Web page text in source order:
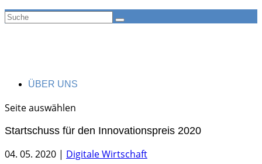
ÜBER UNS
Seite auswählen
Startschuss für den Innovationspreis 2020
04. 05. 2020 | Digitale Wirtschaft